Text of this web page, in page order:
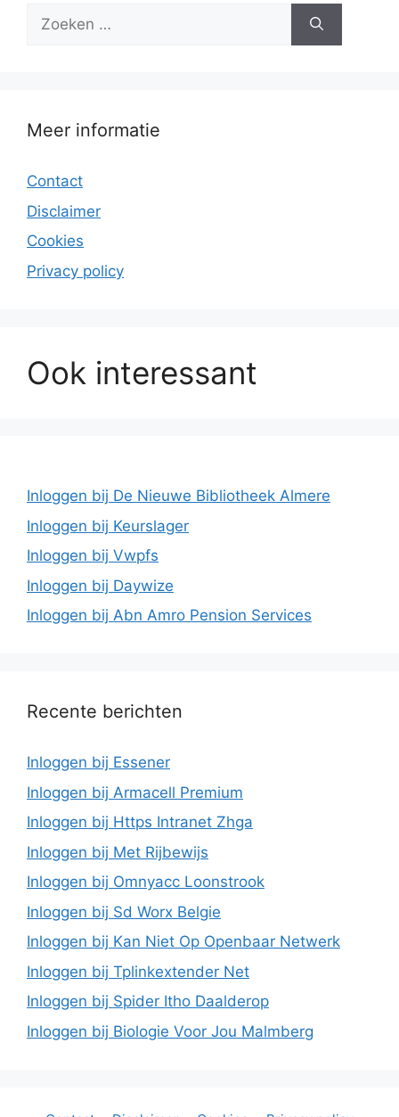
Zoek
Meer informatie
Contact
Disclaimer
Cookies
Privacy policy
Ook interessant
Inloggen bij De Nieuwe Bibliotheek Almere
Inloggen bij Keurslager
Inloggen bij Vwpfs
Inloggen bij Daywize
Inloggen bij Abn Amro Pension Services
Recente berichten
Inloggen bij Essener
Inloggen bij Armacell Premium
Inloggen bij Https Intranet Zhga
Inloggen bij Met Rijbewijs
Inloggen bij Omnyacc Loonstrook
Inloggen bij Sd Worx Belgie
Inloggen bij Kan Niet Op Openbaar Netwerk
Inloggen bij Tplinkextender Net
Inloggen bij Spider Itho Daalderop
Inloggen bij Biologie Voor Jou Malmberg